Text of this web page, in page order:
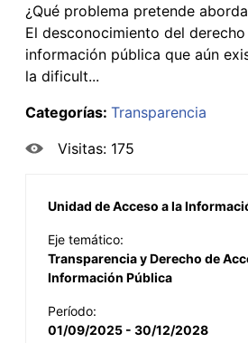
¿Qué problema pretende
El desconocimiento del
información pública que aún
la dificult...
Categorías: Transparencia
Visitas: 175
Unidad de Acceso a la
Eje temático:
Transparencia y Derecho de
Información Pública
Período:
01/09/2025 - 30/12/2028